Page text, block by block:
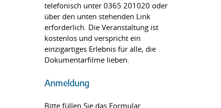
telefonisch unter 0365 201020 oder
über den unten stehenden Link
erforderlich. Die Veranstaltung ist
kostenlos und verspricht ein
einzigartiges Erlebnis für alle, die
Dokumentarfilme lieben.
Anmeldung
Bitte füllen Sie das Formular